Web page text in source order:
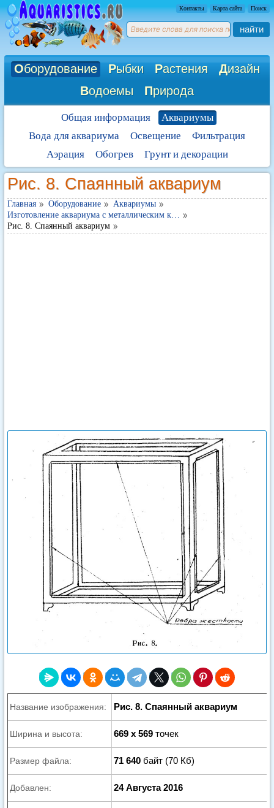
Контакты Карта сайта Поиск
найти
Оборудование Рыбки Растения Дизайн
Водоемы Природа
Общая информация
Аквариумы
Вода для аквариума
Освещение
Фильтрация
Аэрация
Обогрев Грунт и декорации
Рис. 8. Спаянный аквариум
Главная Оборудование
Аквариумы
Изготовление аквариума с металлическим к…
Рис. 8. Спаянный аквариум
Название изображения: Рис. 8. Спаянный аквариум
Ширина и высота: 669 x 569 точек
Размер файла: 71 640 байт (70 Кб)
Добавлен: 24 Августа 2016